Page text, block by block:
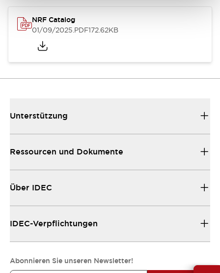
NRF Catalog
01/09/2025.PDF172.62KB
Unterstützung
Ressourcen und Dokumente
Über IDEC
IDEC-Verpflichtungen
Abonnieren Sie unseren Newsletter!